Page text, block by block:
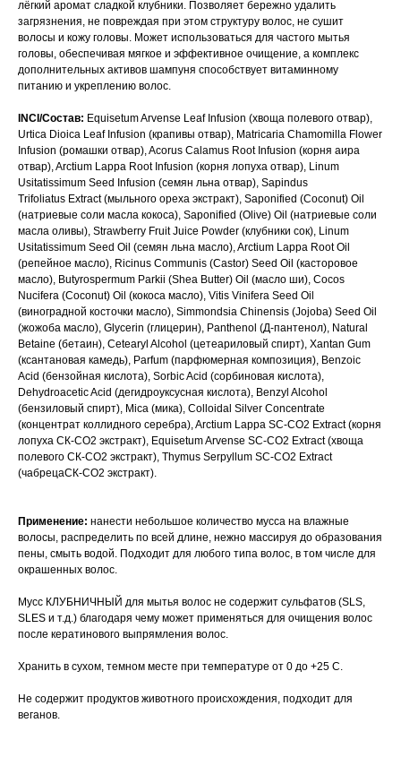
лёгкий аромат сладкой клубники. Позволяет бережно удалить
загрязнения, не повреждая при этом структуру волос, не сушит
волосы и кожу головы. Может использоваться для частого мытья
головы, обеспечивая мягкое и эффективное очищение, а комплекс
дополнительных активов шампуня способствует витаминному
питанию и укреплению волос.
INCI/Состав: Equisetum Arvense Leaf Infusion (хвоща полевого отвар),
Urtica Dioica Leaf Infusion (крапивы отвар), Matricaria Chamomilla Flower
Infusion (ромашки отвар), Acorus Calamus Root Infusion (корня аира
отвар), Arctium Lappa Root Infusion (корня лопуха отвар), Linum
Usitatissimum Seed Infusion (семян льна отвар), Sapindus
Trifoliatus Extract (мыльного ореха экстракт), Saponified (Coconut) Oil
(натриевые соли масла кокоса), Saponified (Olive) Oil (натриевые соли
масла оливы), Strawberry Fruit Juice Powder (клубники сок), Linum
Usitatissimum Seed Oil (семян льна масло), Arctium Lappa Root Oil
(репейное масло), Ricinus Communis (Castor) Seed Oil (касторовое
масло), Butyrospermum Parkii (Shea Butter) Oil (масло ши), Cocos
Nucifera (Coconut) Oil (кокоса масло), Vitis Vinifera Seed Oil
(виноградной косточки масло), Simmondsia Chinensis (Jojoba) Seed Oil
(жожоба масло), Glycerin (глицерин), Panthenol (Д-пантенол), Natural
Betaine (бетаин), Cetearyl Alcohol (цетеариловый спирт), Xantan Gum
(ксантановая камедь), Parfum (парфюмерная композиция), Benzoic
Acid (бензойная кислота), Sorbic Acid (сорбиновая кислота),
Dehydroacetic Acid (дегидроуксусная кислота), Benzyl Alcohol
(бензиловый спирт), Mica (мика), Colloidal Silver Concentrate
(концентрат коллидного серебра), Arctium Lappa SC-CO2 Extract (корня
лопуха СК-СО2 экстракт), Equisetum Arvense SC-CO2 Extract (хвоща
полевого СК-СО2 экстракт), Thymus Serpyllum SC-CO2 Extract
(чабрецаСК-СО2 экстракт).
Применение: нанести небольшое количество мусса на влажные
волосы, распределить по всей длине, нежно массируя до образования
пены, смыть водой. Подходит для любого типа волос, в том числе для
окрашенных волос.
Мусс КЛУБНИЧНЫЙ для мытья волос не содержит сульфатов (SLS,
SLES и т.д.) благодаря чему может применяться для очищения волос
после кератинового выпрямления волос.
Хранить в сухом, темном месте при температуре от 0 до +25 С.
Не содержит продуктов животного происхождения, подходит для
веганов.